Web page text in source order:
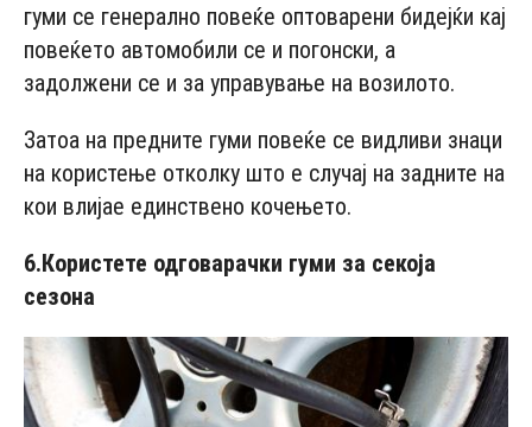
гуми се генерално повеќе оптоварени бидејќи кај
повеќето автомобили се и погонски, а
задолжени се и за управување на возилото.
Затоа на предните гуми повеќе се видливи знаци
на користење отколку што е случај на задните на
кои влијае единствено кочењето.
6.Користете одговарачки гуми за секоја
сезона